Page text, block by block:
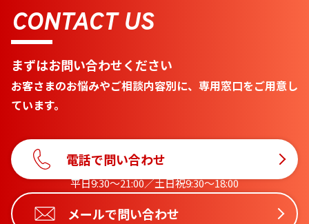
CONTACT US
まずはお問い合わせください
お客さまのお悩みやご相談内容別に、専用窓口をご用意し
ています。
電話で問い合わせ
平日9:30〜21:00／土日祝9:30〜18:00
メールで問い合わせ